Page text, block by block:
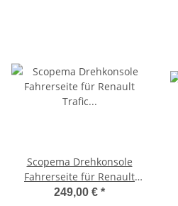
Scopema Drehkonsole
Fahrerseite für Renault
Trafic X83 / Nissan
249,00 € *